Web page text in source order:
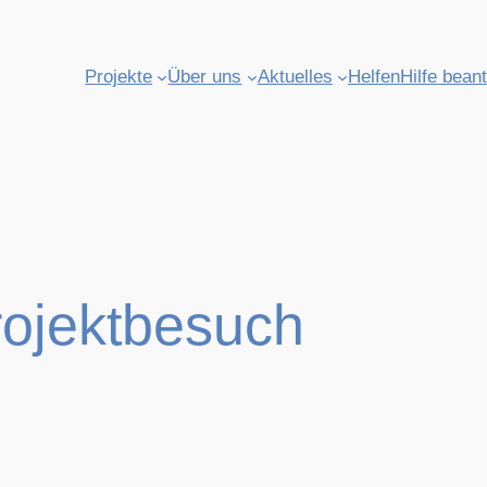
Projekte Über uns Aktuelles HelfenHilfe